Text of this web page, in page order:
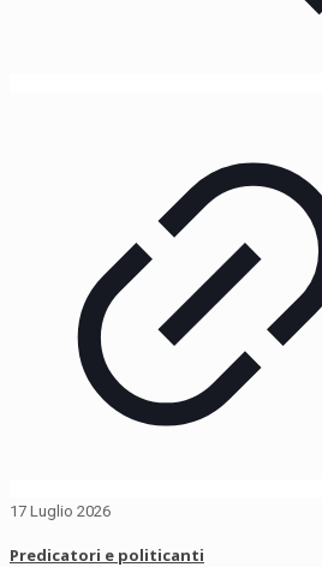
17 Luglio 2026
Predicatori e politicanti